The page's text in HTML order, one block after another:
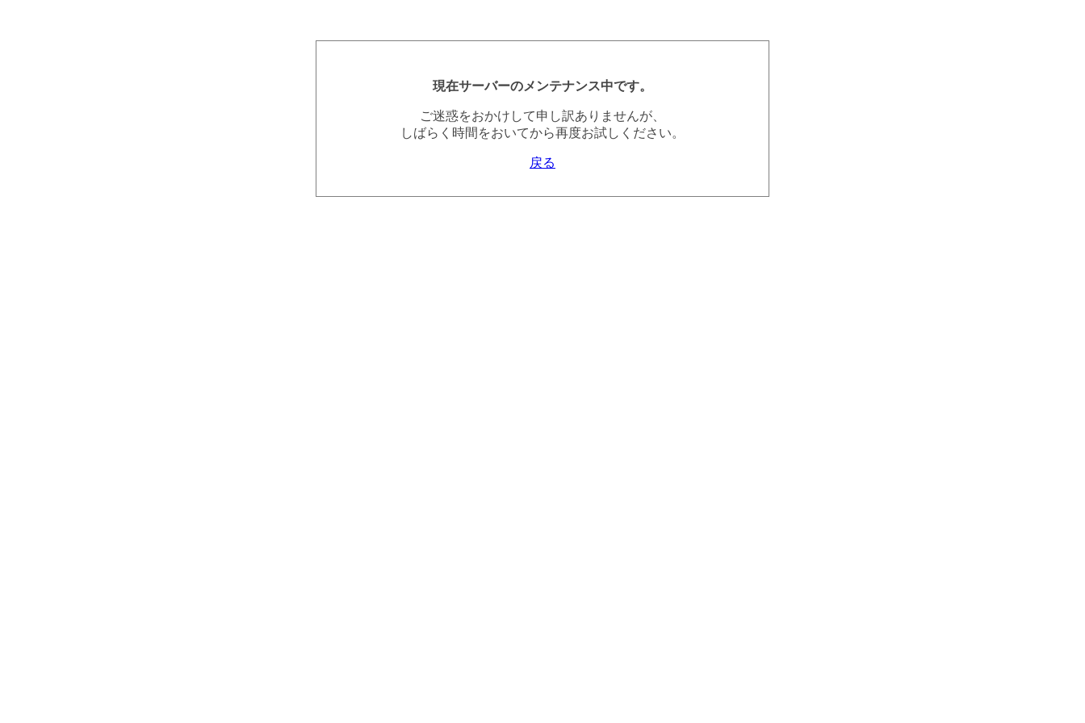
現在サーバーのメンテナンス中です。
ご迷惑をおかけして申し訳ありませんが、
しばらく時間をおいてから再度お試しください。
戻る